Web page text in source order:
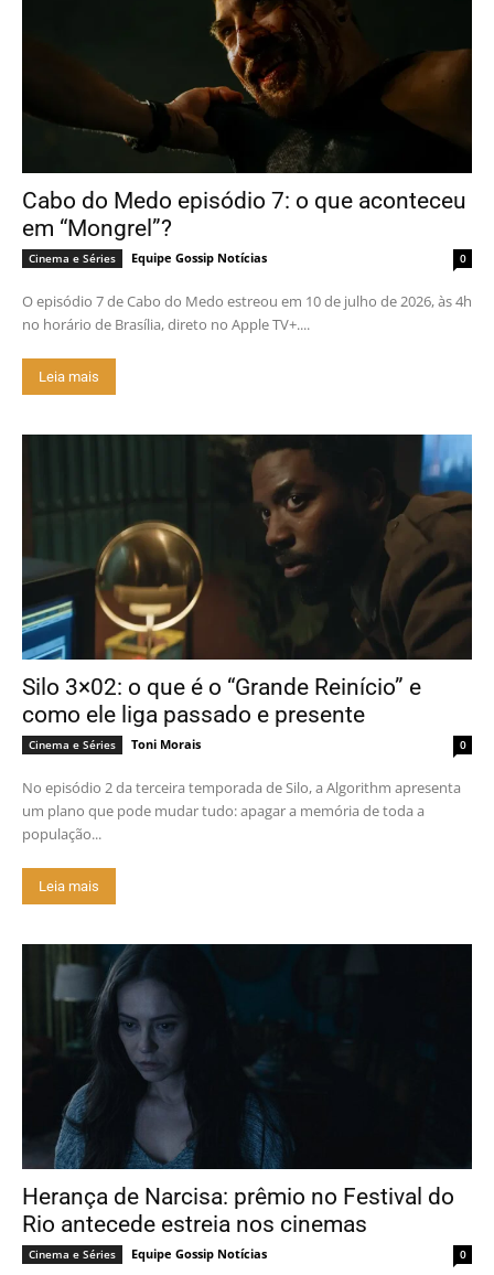
Cabo do Medo episódio 7: o que aconteceu
em “Mongrel”?
Cinema e Séries Equipe Gossip Notícias 0
O episódio 7 de Cabo do Medo estreou em 10 de julho de 2026, às 4h
no horário de Brasília, direto no Apple TV+....
Leia mais
Silo 3×02: o que é o “Grande Reinício” e
como ele liga passado e presente
Cinema e Séries Toni Morais 0
No episódio 2 da terceira temporada de Silo, a Algorithm apresenta
um plano que pode mudar tudo: apagar a memória de toda a
população...
Leia mais
Herança de Narcisa: prêmio no Festival do
Rio antecede estreia nos cinemas
Cinema e Séries Equipe Gossip Notícias 0